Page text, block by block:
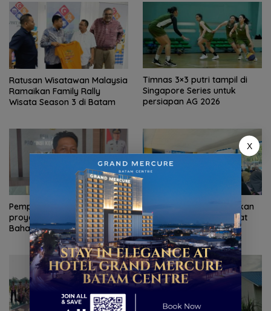
Ratusan Wisatawan Malaysia
Ramaikan Family Rally
Wisata Season 3 di Batam
Timnas 3×3 putri tampil di
Singapore Series untuk
persiapan AG 2026
Pemprov Kepri mulai bangun
proyek strategis Monumen
Bahasa Nasional
Pemkab Natuna tingkatkan
pemahaman masyarakat
tentang gizi seimbang
X